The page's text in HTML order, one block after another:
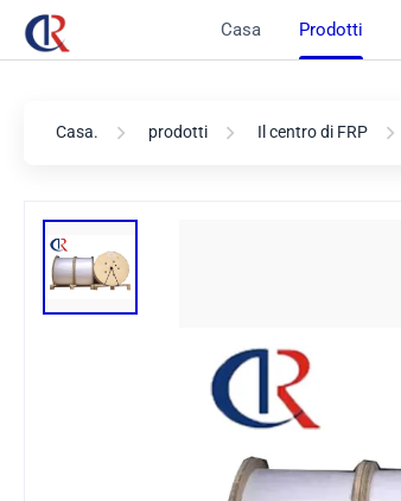
Casa Prodotti
Casa. prodotti Il centro di FRP